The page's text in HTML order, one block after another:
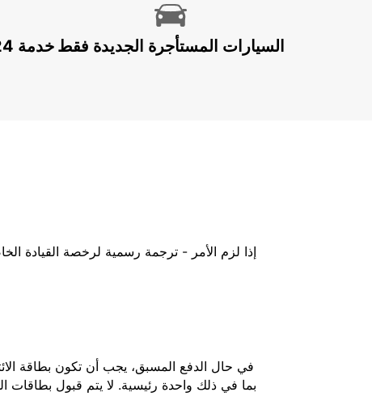
السيارات المستأجرة الجديدة فقط
إذا لزم الأمر - ترجمة رسمية لرخصة القيادة
في حال الدفع المسبق، يجب أن تكون بطاقة
بما في ذلك واحدة رئيسية. لا يتم قبول بطاقات